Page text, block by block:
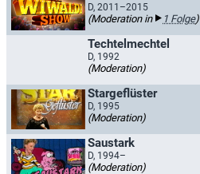
D, 2011–2015
(Moderation in 1 Folge)
Techtelmechtel
D, 1992
(Moderation)
Stargeflüster
D, 1995
(Moderation)
Saustark
D, 1994–
(Moderation)